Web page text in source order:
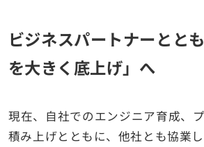
ビジネスパートナーとと
を大きく底上げ」へ
現在、自社でのエンジニア育成、
積み上げとともに、他社とも協業